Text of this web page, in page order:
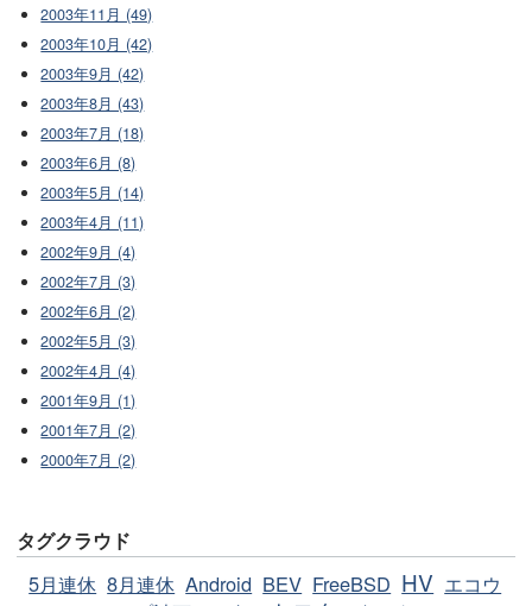
2003年11月 (49)
2003年10月 (42)
2003年9月 (42)
2003年8月 (43)
2003年7月 (18)
2003年6月 (8)
2003年5月 (14)
2003年4月 (11)
2002年9月 (4)
2002年7月 (3)
2002年6月 (2)
2002年5月 (3)
2002年4月 (4)
2001年9月 (1)
2001年7月 (2)
2000年7月 (2)
タグクラウド
5月連休 8月連休 Android BEV FreeBSD HV エコウ